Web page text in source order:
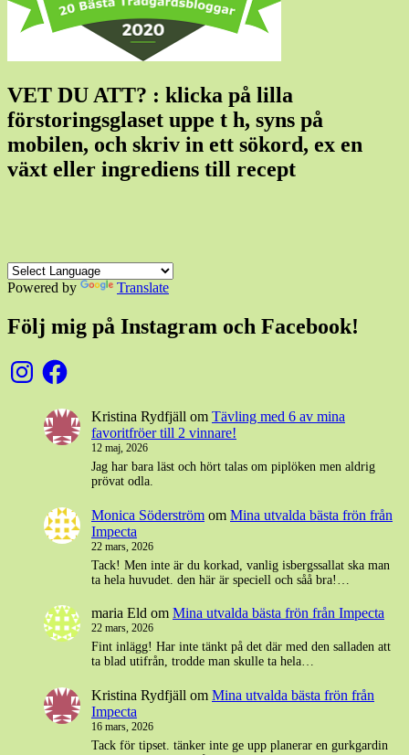
VET DU ATT? : klicka på lilla
förstoringsglaset uppe t h, syns på
mobilen, och skriv in ett sökord, ex en
växt eller ingrediens till recept
Powered by Translate
Följ mig på Instagram och Facebook!
InstagramFacebook
Kristina Rydfjäll om Tävling med 6 av mina
favoritfröer till 2 vinnare!
12 maj, 2026
Jag har bara läst och hört talas om piplöken men aldrig
prövat odla.
Monica Söderström om Mina utvalda bästa frön från
Impecta
22 mars, 2026
Tack! Men inte är du korkad, vanlig isbergssallat ska man
ta hela huvudet. den här är speciell och såå bra!…
maria Eld om Mina utvalda bästa frön från Impecta
22 mars, 2026
Fint inlägg! Har inte tänkt på det där med den salladen att
ta blad utifrån, trodde man skulle ta hela…
Kristina Rydfjäll om Mina utvalda bästa frön från
Impecta
16 mars, 2026
Tack för tipset. tänker inte ge upp planerar en gurkgardin